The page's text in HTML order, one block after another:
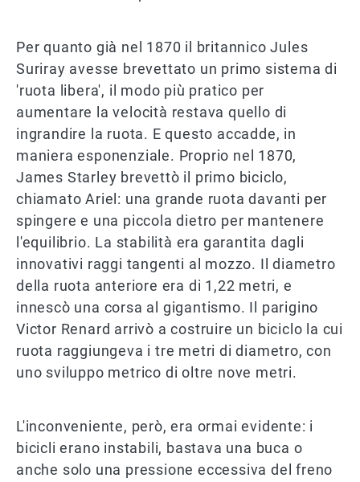
Per quanto già nel 1870 il britannico Jules
Suriray avesse brevettato un primo sistema di
'ruota libera', il modo più pratico per
aumentare la velocità restava quello di
ingrandire la ruota. E questo accadde, in
maniera esponenziale. Proprio nel 1870,
James Starley brevettò il primo biciclo,
chiamato Ariel: una grande ruota davanti per
spingere e una piccola dietro per mantenere
l'equilibrio. La stabilità era garantita dagli
innovativi raggi tangenti al mozzo. Il diametro
della ruota anteriore era di 1,22 metri, e
innescò una corsa al gigantismo. Il parigino
Victor Renard arrivò a costruire un biciclo la cui
ruota raggiungeva i tre metri di diametro, con
uno sviluppo metrico di oltre nove metri.
L'inconveniente, però, era ormai evidente: i
bicicli erano instabili, bastava una buca o
anche solo una pressione eccessiva del freno